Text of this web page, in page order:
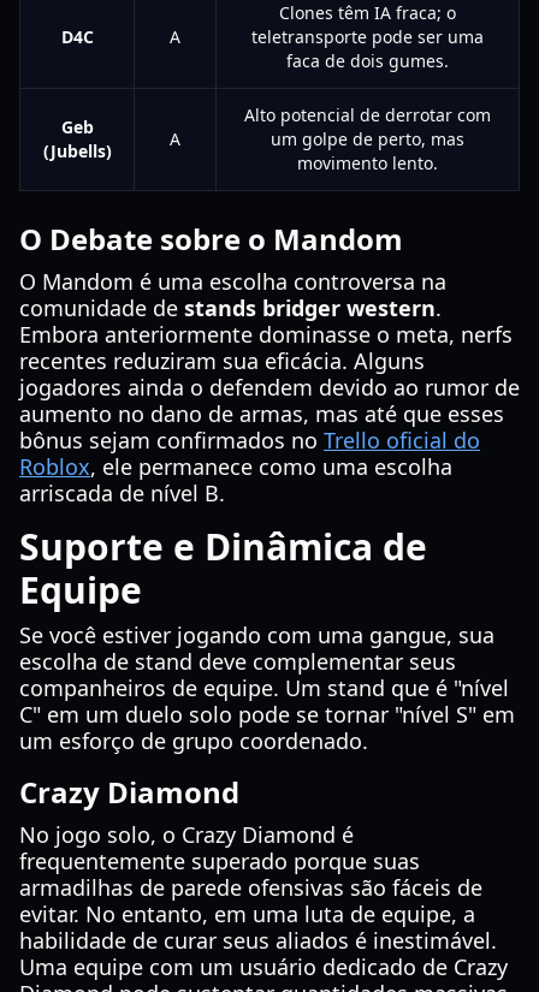
D4C A
Clones têm IA fraca; o
teletransporte pode ser uma
faca de dois gumes.
Geb
(Jubells)
A
Alto potencial de derrotar com
um golpe de perto, mas
movimento lento.
O Debate sobre o Mandom
O Mandom é uma escolha controversa na
comunidade de stands bridger western.
Embora anteriormente dominasse o meta, nerfs
recentes reduziram sua eficácia. Alguns
jogadores ainda o defendem devido ao rumor de
aumento no dano de armas, mas até que esses
bônus sejam confirmados no Trello oficial do
Roblox, ele permanece como uma escolha
arriscada de nível B.
Suporte e Dinâmica de
Equipe
Se você estiver jogando com uma gangue, sua
escolha de stand deve complementar seus
companheiros de equipe. Um stand que é "nível
C" em um duelo solo pode se tornar "nível S" em
um esforço de grupo coordenado.
Crazy Diamond
No jogo solo, o Crazy Diamond é
frequentemente superado porque suas
armadilhas de parede ofensivas são fáceis de
evitar. No entanto, em uma luta de equipe, a
habilidade de curar seus aliados é inestimável.
Uma equipe com um usuário dedicado de Crazy